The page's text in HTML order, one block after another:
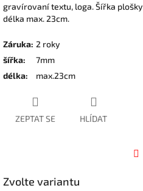
gravírovaní textu, loga. Šířka
délka max. 23cm.
Záruka: 2 roky
šířka:
7mm
délka: max.23cm
ZEPTAT SE HLÍDAT
Zvolte variantu